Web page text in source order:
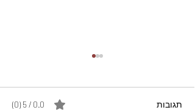
תגובות 0.0 / 5 ‏(0)